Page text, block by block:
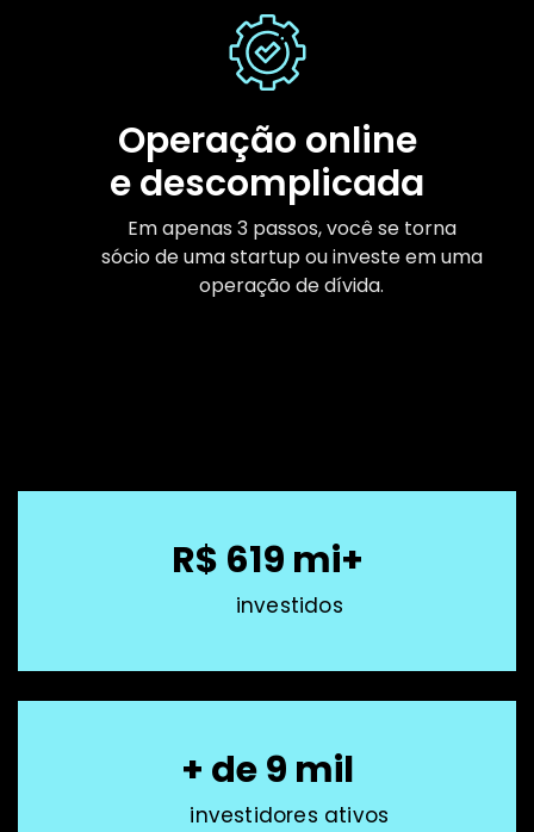
Operação online
e descomplicada
Em apenas 3 passos, você se torna
sócio de uma startup ou investe em uma
operação de dívida.
R$ 619 mi+
investidos
+ de 9 mil
investidores ativos